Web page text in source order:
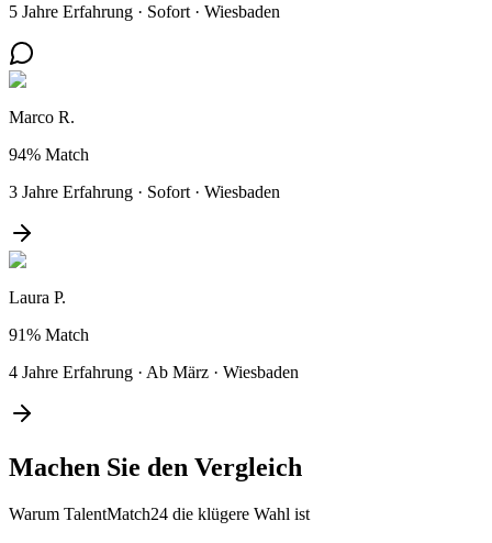
5 Jahre Erfahrung · Sofort · Wiesbaden
Marco R.
94% Match
3 Jahre Erfahrung · Sofort · Wiesbaden
Laura P.
91% Match
4 Jahre Erfahrung · Ab März · Wiesbaden
Machen Sie den Vergleich
Warum TalentMatch24 die klügere Wahl ist